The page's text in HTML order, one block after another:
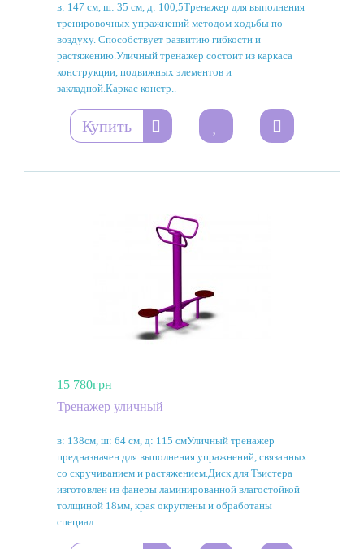
в: 147 см, ш: 35 см, д: 100,5Тренажер для выполнения
тренировочных упражнений методом ходьбы по
воздуху. Способствует развитию гибкости и
растяжению.Уличный тренажер состоит из каркаса
конструкции, подвижных элементов и
закладной.Каркас констр..
Купить
15 780грн
Тренажер уличный
в: 138см, ш: 64 см, д: 115 смУличный тренажер
предназначен для выполнения упражнений, связанных
со скручиванием и растяжением.Диск для Твистера
изготовлен из фанеры ламинированной влагостойкой
толщиной 18мм, края округлены и обработаны
специал..